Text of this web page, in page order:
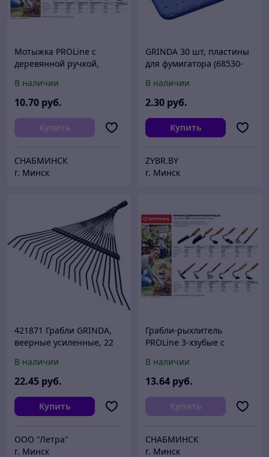
Мотыжка PROLine с
деревянной ручкой,
40х110х250мм
В наличии
10.70 руб.
Купить
СНАБМИНСК
г. Минск
GRINDA 30 шт, пластины
для фумигатора (68530-
В наличии
2.30 руб.
Купить
ZYBR.BY
г. Минск
421871 Грабли GRINDA,
веерные усиленные, 22
В наличии
22.45 руб.
Купить
ООО "Летра"
г. Минск
Грабли-рыхлитель
PROLine 3-хзубые с
GRINDA 421514,
120х86х265мм
В наличии
13.64 руб.
Купить
СНАБМИНСК
г. Минск